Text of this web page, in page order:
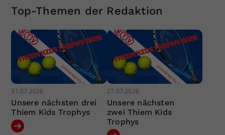
Top-Themen der Redaktion
31.07.2026
Unsere nächsten drei
Thiem Kids Trophys
27.07.2026
Unsere nächsten
zwei Thiem Kids
Trophys